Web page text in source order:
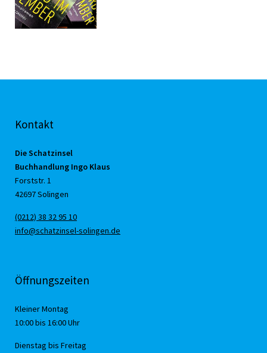
Kontakt
Die Schatzinsel
Buchhandlung Ingo Klaus
Forststr. 1
42697 Solingen
(0212) 38 32 95 10
info@schatzinsel-solingen.de
Öffnungszeiten
Kleiner Montag
10:00 bis 16:00 Uhr
Dienstag bis Freitag